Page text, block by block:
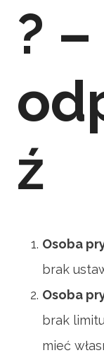
?
ź
Osoba
brak
Osoba
brak
mieć